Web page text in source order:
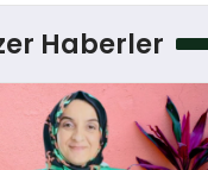
Haberler